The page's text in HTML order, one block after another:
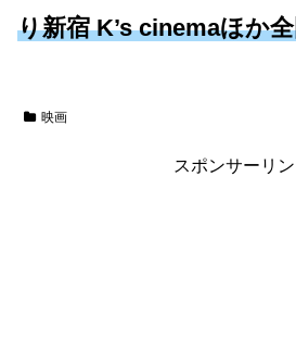
り新宿 K’s cinemaほか
映画
スポンサーリ